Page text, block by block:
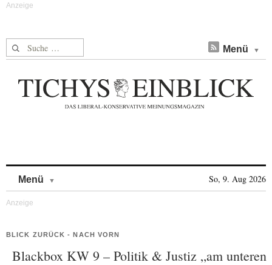
Suche nach: Menü
Menü So, 9. Aug 2026
BLICK ZURÜCK - NACH VORN
Blackbox KW 9 – Politik & Justiz „am unteren